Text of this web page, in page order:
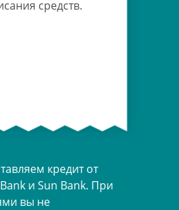
кредит от
и Sun Bank. При
вы не
средств.